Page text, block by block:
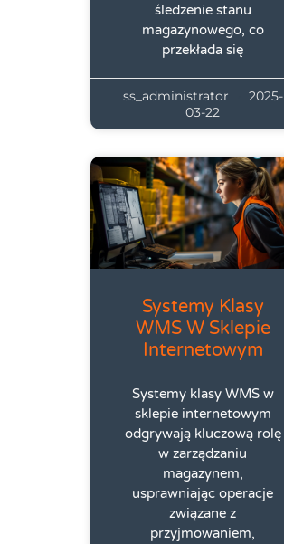
śledzenie stanu
magazynowego, co
przekłada się
ss_administrator
2025-
03-22
Systemy Klasy
WMS W Sklepie
Internetowym
Systemy klasy WMS w
sklepie internetowym
odgrywają kluczową rolę
w zarządzaniu
magazynem,
usprawniając operacje
związane z
przyjmowaniem,